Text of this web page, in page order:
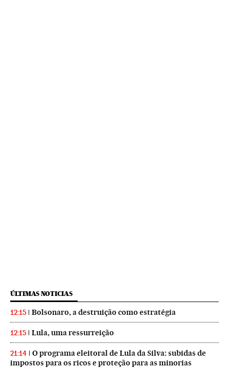
ÚLTIMAS NOTICIAS
12:15 Bolsonaro, a destruição como estratégia
12:15 Lula, uma ressurreição
21:14
O programa eleitoral de Lula da Silva: subidas de
impostos para os ricos e proteção para as minorias